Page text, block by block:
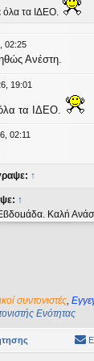
όλα τα ΙΔΕΟ.
02:25
Ανέστη.
19:01
τα ΙΔΕΟ.
02:11
↑
↑
Καλή
2026, 14:21
↑
Καλή
συντονιστές
Ενότητας